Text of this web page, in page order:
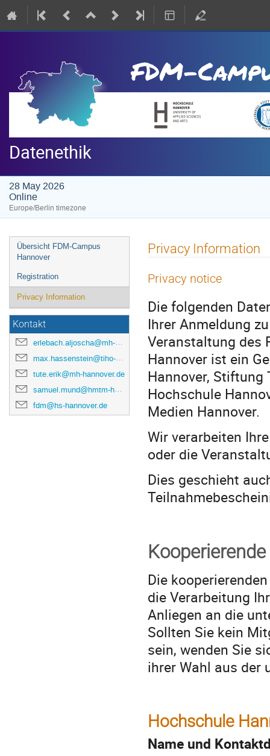
Datenethik
28 May 2026
Online
Europe/Berlin timezone
Event
menu
Übersicht FDM-Campus
Hannover
Registration
Privacy Information
Kontakt
erlebach.aljoscha@mh-hannover.de
max.hassenstein@tiho-hannover.de
tute.erik@mh-hannover.de
samuel.mund@hmtm-hannover.de
fdm@hs-hannover.de
Privacy Information
Privacy notice
Die folgenden
Ihrer Anmeldung
Veranstaltung des
Hannover ist ein
Hannover, Stiftung
Hochschule
Medien Hannover.
Wir verarbeiten
oder die
Dies geschieht
Die
die Verarbeitung
Anliegen an die
Sollten Sie kein
sein, wenden Sie
ihrer Wahl aus der
Hochschule
Name und